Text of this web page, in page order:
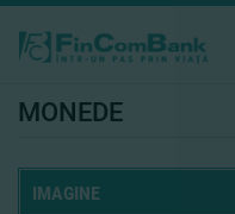
MONEDE
IMAGINE